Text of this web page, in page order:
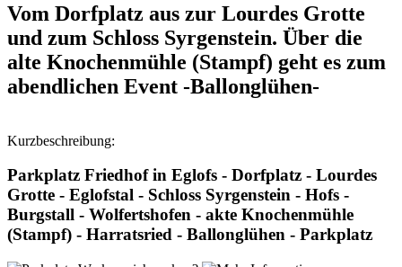
Vom Dorfplatz aus zur Lourdes Grotte
und zum Schloss Syrgenstein. Über die
alte Knochenmühle (Stampf) geht es zum
abendlichen Event -Ballonglühen-
Kurzbeschreibung:
Parkplatz Friedhof in Eglofs - Dorfplatz - Lourdes
Grotte - Eglofstal - Schloss Syrgenstein - Hofs -
Burgstall - Wolfertshofen - akte Knochenmühle
(Stampf) - Harratsried - Ballonglühen - Parkplatz